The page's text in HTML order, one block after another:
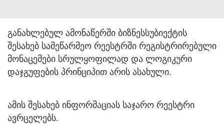
განახლებულ ამონაწერში ბიზნესსუბიექტის
შესახებ სამეწარმეო რეესტრში რეგისტრირებული
მონაცემები სრულყოფილად და ლოგიკური
დაჯგუფების პრინციპით არის ასახული.
ამის შესახებ ინფორმაციას საჯარო რეესტრი
ავრცელებს.